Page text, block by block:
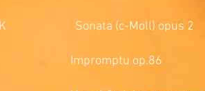
Sonata (c-Moll) opus 2
Impromptu op.86